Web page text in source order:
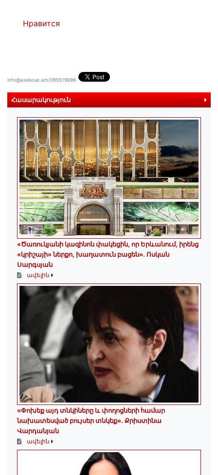
Нравится
info@asekose.am/095519696
Հասարակություն ավելին
«Ծառուկյանի կազինոն փակեցին, որ Երևանում, իրենց
«կրիշայի» ներքո, խաղատուն բացեն»․ Ոսկան
Սարգսյան
ավելին
«Փոխեք այդ տնկիները և փողոցների համար
նախատեսված բույսեր տնկեք». Քրիստինա
Վարդանյան
ավելին